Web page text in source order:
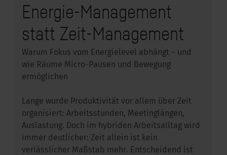
Energie-Management
statt Zeit-Management
Warum Fokus vom Energielevel abhängt – und
wie Räume Micro-Pausen und Bewegung
ermöglichen
Lange wurde Produktivität vor allem über Zeit
organisiert: Arbeitsstunden, Meetinglängen,
Auslastung. Doch im hybriden Arbeitsalltag wird
immer deutlicher: Zeit allein ist kein
verlässlicher Maßstab mehr. Entscheidend ist